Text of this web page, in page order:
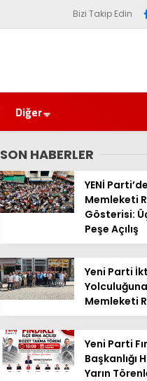
Bizi Takip Edin
Diğer
SON HABERLER
YENİ
Memleketi
Gösterisi:
Peşe Açılış
Yeni Parti
Yolculuğuna
Memleketi
Yeni Parti
Başkanlığı
Yarın